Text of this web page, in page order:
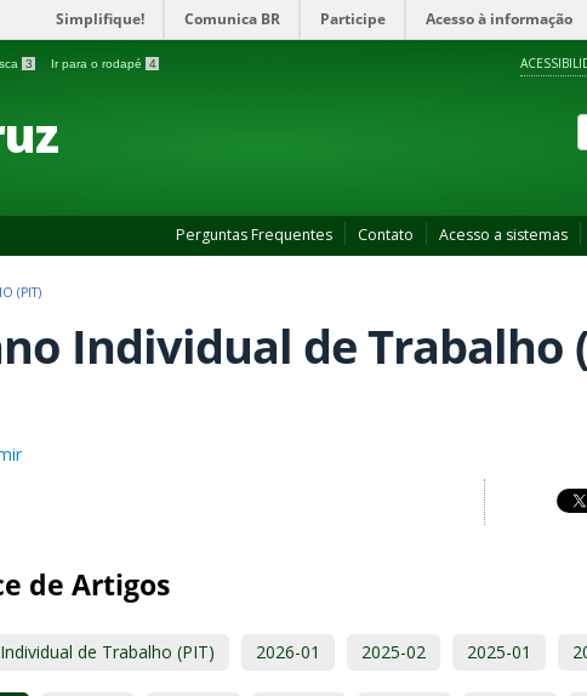
Simplifique! Comunica BR Participe Acesso à informação
3 Ir para o rodapé 4
Perguntas Frequentes Contato Acesso a sistemas
(PIT)
Individual de Trabalho
de Artigos
de Trabalho (PIT) 2026-01 2025-02 2025-01